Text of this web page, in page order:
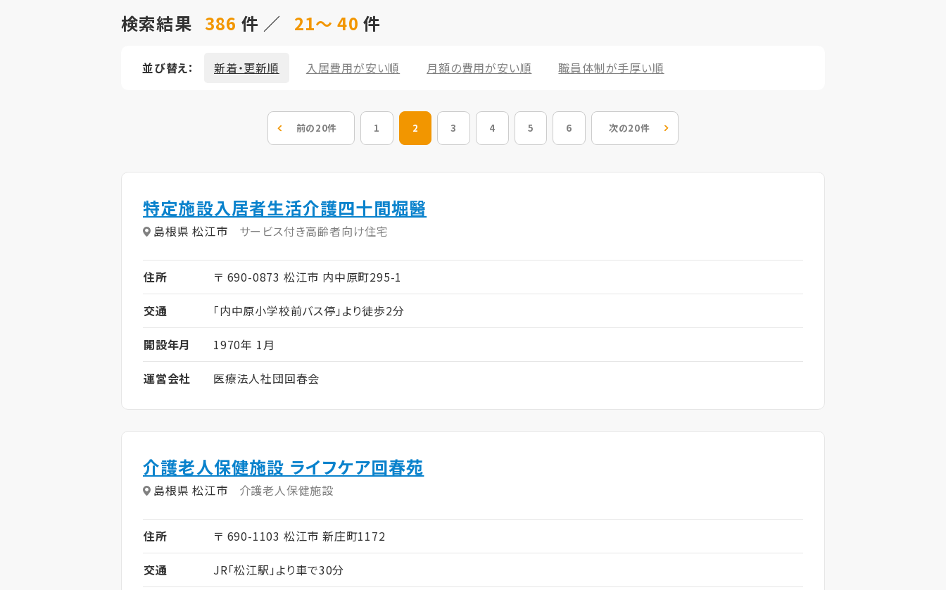
検索結果 386 件 ／ 21～ 40件
並び替え： 新着・更新順 入居費用が安い順 月額の費用が安い順 職員体制が手厚い順
前の20件 1 2 3 4 5 6 次の20件
特定施設入居者生活介護四十間堀醫
島根県 松江市 サービス付き高齢者向け住宅
住所
〒 690-0873 松江市 内中原町295-1
交通
「内中原小学校前バス停」より徒歩2分
開設年月
1970年 1月
運営会社
医療法人社団回春会
介護老人保健施設 ライフケア回春苑
島根県 松江市 介護老人保健施設
住所
〒 690-1103 松江市 新庄町1172
交通
JR「松江駅」より車で30分